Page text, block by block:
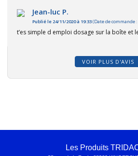
Jean-luc P.
Publié le 24/11/2020 à 19:33(Date de commande :
t’es simple d emploi dosage sur la boîte et
VOIR PLUS D'AVIS
Les Produits